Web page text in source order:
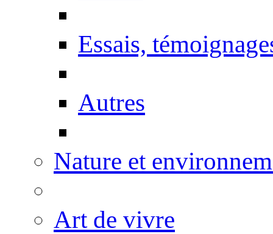
Essais,
Autres
Nature et
Art de vivre